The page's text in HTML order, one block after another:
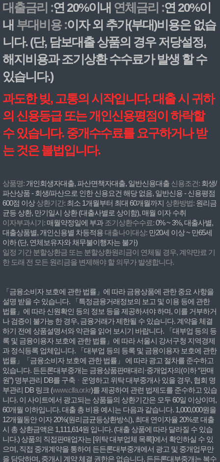
대출금리 :연 20%이내 연체금리 :연 20%이
내 부대비용 :이자 외 추가(부대)비용은 없습
니다. (단, 담보대출 상품의 경우 저당설정,
해지비용과 조기상환 수수료가 발생 할 수
있습니다.)
과도한 빚, 고통의 시작입니다. 대출 시 귀하
의 신용등급 또는 개인신용평점이 하락할
수 있습니다. 중개수수료를 요구하거나 받
는 것은 불법입니다.
상품명: 개인회생자대출, 파산면책자대출, 일반신용대출 신용조건: 회생/
파산상품 - 회생/파산으로 인한 신용요건 해당 없음, 일반신용 - 신용평점
600점 이상상환기간: 최소 1개월부터 최대 60개월까지 상환방법: 원리금
균등 상환, 만기일시 상환 (대출사별로 상이함), 매월 이자 수취
이자부과시기: 매월약정일에 부과 조기상환수수료:0% ~ 3%, 대출사별,
대출상품별, 개인신용별 차등적용 대출나이대상: 만20세 이상 ~ 만65세
이하 (단, 연체보유자와 채무불이행자는 불가)
일정 기간 분할상환금 또는 분할상환원리금이 연체될 경우, 계약만료 기
한 도래 전 모든 원리금을 변제해야 할 의무가 발생합니다.
「금융소비자 보호에 관한 법률」에 따라 금융상품에 관한 중요 사항을
설명 받을 수 있습니다. 「특정금융거래정보의 보고 및 이용 등에 관한
법률」에 따라 신원확인 등의 정보 등을 제공하셔야 하며, 이를 거부하거
나 검증이 불가능 한 경우, 금융거래가 제한될 수 있습니다. 계약을 체결
하기 전에 상품설명서와 약관을 읽어 보시기 바랍니다. 「대부업 등의 등
록 및 금융이용자 보호에 관한 법률」에 따라 서울시 강서구청 지역경제
과 정식등록 업체입니다. 「대부업 등의 등록 및 금융이용자 보호에 관한
법률」「금융소비자 보호에 관한 법률」 에 따라 광고 절차를 준수하고
있습니다. 든든론대부중개는 금융상품판매대리·중개업자의(이하 “판매
원”) 명부관리 DB를 구축ᆞ운영하고 위탁 대부중개사 있을 경우, 협회 명
부관리 DB 링크 (www.clfa.or.kr)를 제공하여 관련 법제도를 준수하고 있습
니다. 이 사이트에서 광고되는 상품들의 상환기간은 모두 60일 이상이며,
60개월 이하입니다. 대출 총 비용 예시는 다음과 같습니다. 1,000,000원을
12개월동안 이자 20%(원리금균등상환방식), 최대 연이자율 20%로 대출
시 총 상환금액은 1,111,614원 입니다. (대출 상품에 따라 달라질 수 있습
니다.) 상품의 직접판매업자는 [위탁 대부업체 목록]에서 확인하실 수 있
으며, 직접 중개계약을 통하여 든든론대부중개에서 광고 및 중개업무만
을 담당하며, 중개시 계약 체결 권한은 없습니다. 든든론대부중개는 복수